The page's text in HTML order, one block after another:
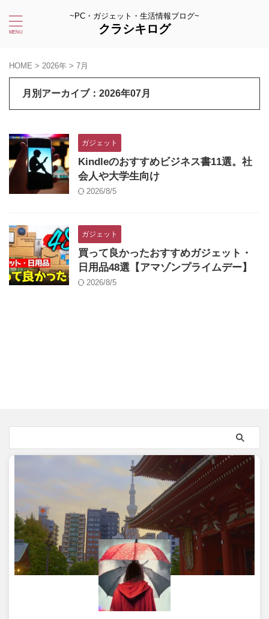
~PC・ガジェット・生活情報ブログ~
クラシキログ
HOME > 2026年 > 7月
月別アーカイブ：2026年07月
ガジェット
Kindleのおすすめビジネス書11選。社
会人や大学生向け
2026/8/5
ガジェット
買って良かったおすすめガジェット・
日用品48選【アマゾンプライムデー】
2026/8/5